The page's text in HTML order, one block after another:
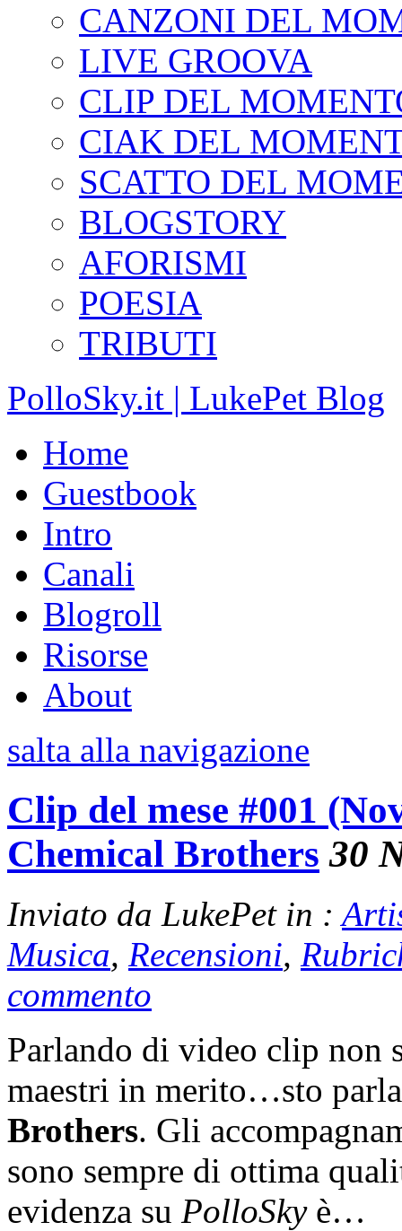
CANZONI DEL
LIVE GROOVA
CLIP DEL
CIAK DEL
SCATTO DEL
BLOGSTORY
AFORISMI
POESIA
TRIBUTI
PolloSky.it | LukePet Blog
Home
Guestbook
Intro
Canali
Blogroll
Risorse
About
salta alla navigazione
Clip del mese #001
Chemical Brothers 30
Inviato da LukePet in :
Musica, Recensioni,
commento
Parlando di video clip non
maestri in merito…sto
Brothers. Gli
sono sempre di ottima
evidenza su PolloSkyè…